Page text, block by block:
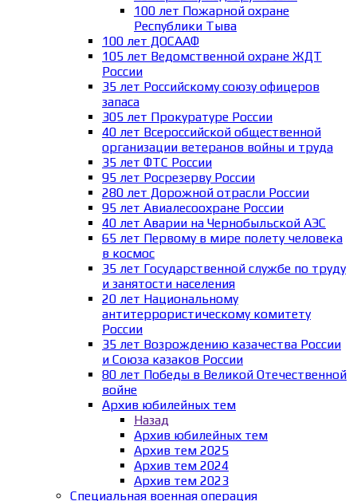
100 лет Пожарной охране
Республики Тыва
100 лет ДОСААФ
105 лет Ведомственной охране ЖДТ
России
35 лет Российскому союзу офицеров
запаса
305 лет Прокуратуре России
40 лет Всероссийской общественной
организации ветеранов войны и труда
35 лет ФТС России
95 лет Росрезерву России
280 лет Дорожной отрасли России
95 лет Авиалесоохране России
40 лет Аварии на Чернобыльской АЭС
65 лет Первому в мире полету человека
в космос
35 лет Государственной службе по труду
и занятости населения
20 лет Национальному
антитеррористическому комитету
России
35 лет Возрождению казачества России
и Союза казаков России
80 лет Победы в Великой Отечественной
войне
Архив юбилейных тем
Назад
Архив юбилейных тем
Архив тем 2025
Архив тем 2024
Архив тем 2023
Специальная военная операция